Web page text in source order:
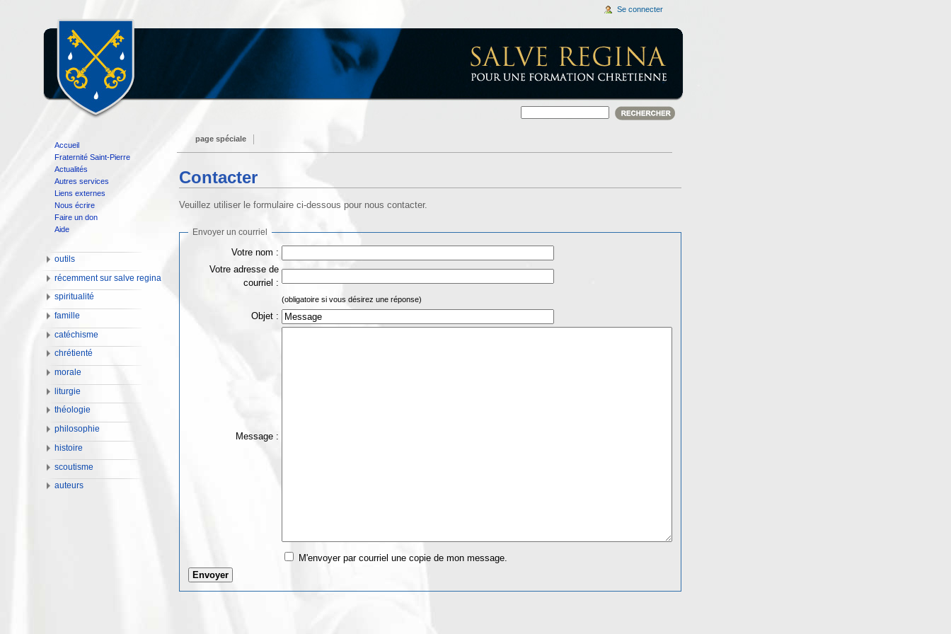
Contacter
Veuillez utiliser le formulaire ci-dessous pour nous contacter.
Envoyer un courriel
Votre nom :
Votre adresse de
courriel :
(obligatoire si vous désirez une réponse)
Objet :
Message :
M'envoyer par courriel une copie de mon message.
page spéciale
Se connecter
Accueil
Fraternité Saint-Pierre
Actualités
Autres services
Liens externes
Nous écrire
Faire un don
Aide
outils
récemment sur salve regina
spiritualité
famille
catéchisme
chrétienté
morale
liturgie
théologie
philosophie
histoire
scoutisme
auteurs